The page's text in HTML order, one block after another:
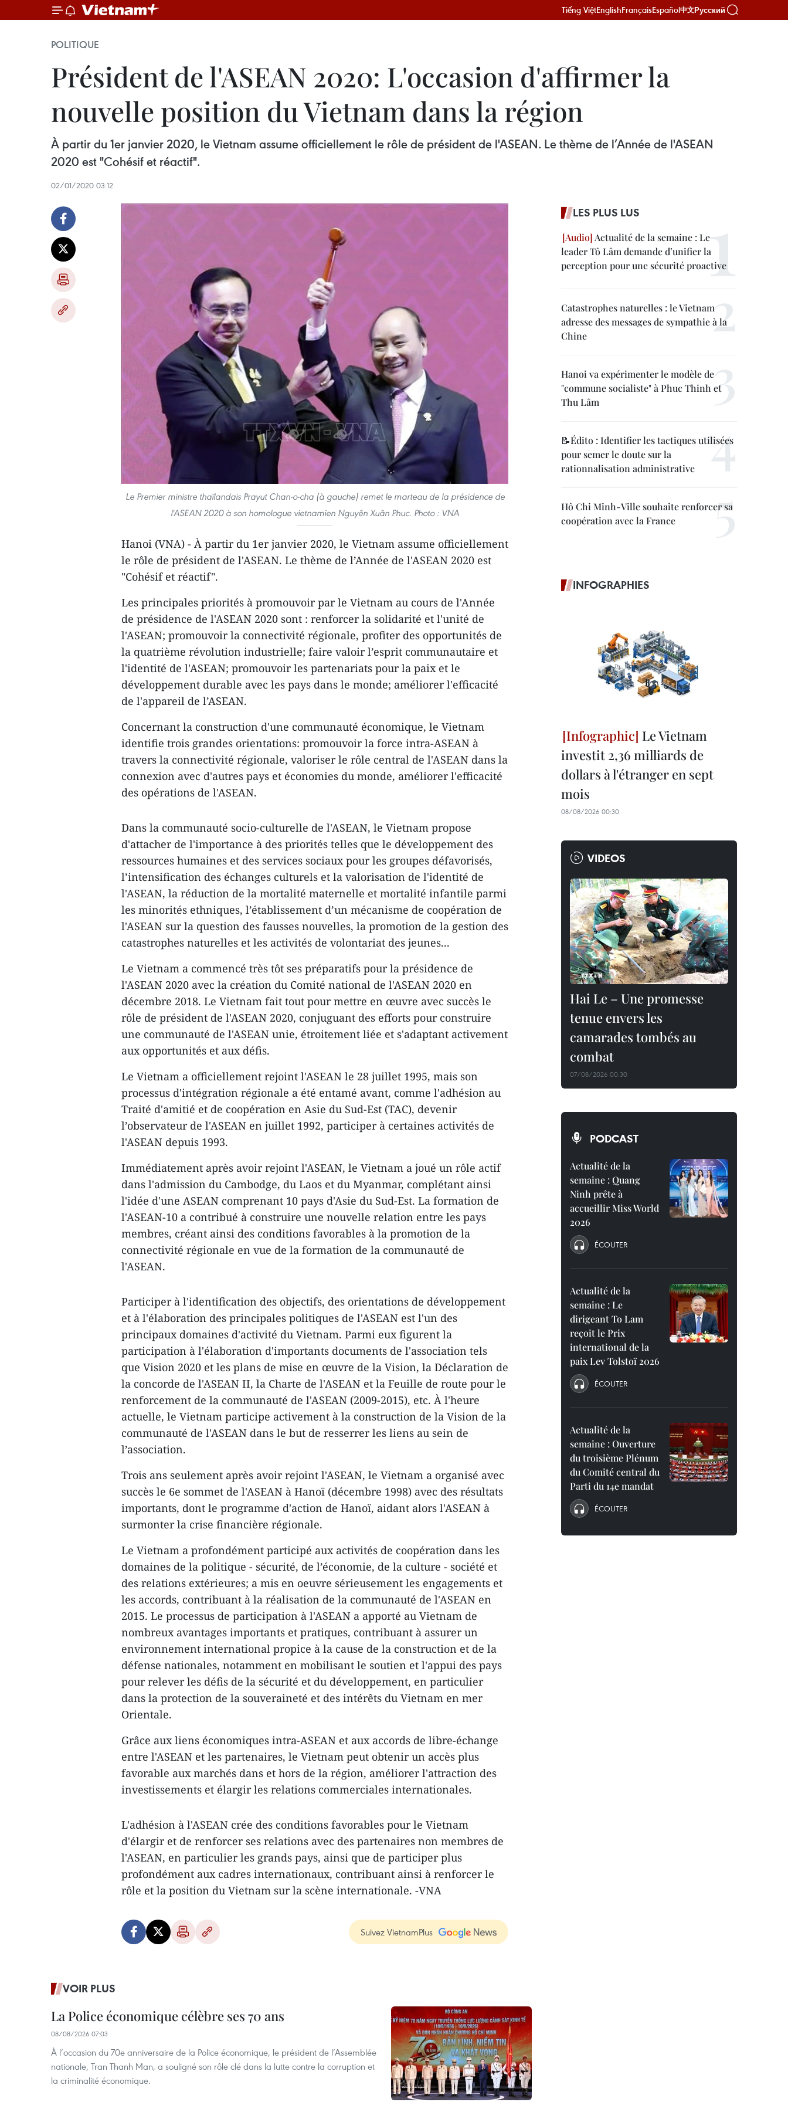
Tiếng ViệtEnglishFrançaisEspañol中文Русский
POLITIQUE
Président de l'ASEAN 2020: L'occasion d'affirmer la
nouvelle position du Vietnam dans la région
À partir du 1er janvier 2020, le Vietnam assume officiellement le rôle de président de l'ASEAN. Le thème de l’Année de l'ASEAN
2020 est "Cohésif et réactif".
02/01/2020 03:12
Le Premier ministre thaïlandais Prayut Chan-o-cha (à gauche) remet le marteau de la présidence de
l'ASEAN 2020 à son homologue vietnamien Nguyên Xuân Phuc. Photo : VNA
Hanoi (VNA) - À partir du 1er janvier 2020, le Vietnam assume officiellement
le rôle de président de l'ASEAN. Le thème de l’Année de l'ASEAN 2020 est
"Cohésif et réactif".
Les principales priorités à promouvoir par le Vietnam au cours de l'Année
de présidence de l'ASEAN 2020 sont : renforcer la solidarité et l'unité de
l'ASEAN; promouvoir la connectivité régionale, profiter des opportunités de
la quatrième révolution industrielle; faire valoir l’esprit communautaire et
l'identité de l'ASEAN; promouvoir les partenariats pour la paix et le
développement durable avec les pays dans le monde; améliorer l'efficacité
de l'appareil de l’ASEAN.
Concernant la construction d'une communauté économique, le Vietnam
identifie trois grandes orientations: promouvoir la force intra-ASEAN à
travers la connectivité régionale, valoriser le rôle central de l'ASEAN dans la
connexion avec d'autres pays et économies du monde, améliorer l'efficacité
des opérations de l'ASEAN.
Dans la communauté socio-culturelle de l'ASEAN, le Vietnam propose
d'attacher de l'importance à des priorités telles que le développement des
ressources humaines et des services sociaux pour les groupes défavorisés,
l’intensification des échanges culturels et la valorisation de l'identité de
l'ASEAN, la réduction de la mortalité maternelle et mortalité infantile parmi
les minorités ethniques, l’établissement d’un mécanisme de coopération de
l'ASEAN sur la question des fausses nouvelles, la promotion de la gestion des
catastrophes naturelles et les activités de volontariat des jeunes...
Le Vietnam a commencé très tôt ses préparatifs pour la présidence de
l'ASEAN 2020 avec la création du Comité national de l'ASEAN 2020 en
décembre 2018. Le Vietnam fait tout pour mettre en œuvre avec succès le
rôle de président de l'ASEAN 2020, conjuguant des efforts pour construire
une communauté de l'ASEAN unie, étroitement liée et s'adaptant activement
aux opportunités et aux défis.
Le Vietnam a officiellement rejoint l'ASEAN le 28 juillet 1995, mais son
processus d'intégration régionale a été entamé avant, comme l'adhésion au
Traité d'amitié et de coopération en Asie du Sud-Est (TAC), devenir
l’observateur de l'ASEAN en juillet 1992, participer à certaines activités de
l'ASEAN depuis 1993.
Immédiatement après avoir rejoint l'ASEAN, le Vietnam a joué un rôle actif
dans l'admission du Cambodge, du Laos et du Myanmar, complétant ainsi
l'idée d'une ASEAN comprenant 10 pays d'Asie du Sud-Est. La formation de
l'ASEAN-10 a contribué à construire une nouvelle relation entre les pays
membres, créant ainsi des conditions favorables à la promotion de la
connectivité régionale en vue de la formation de la communauté de
l'ASEAN.
Participer à l'identification des objectifs, des orientations de développement
et à l'élaboration des principales politiques de l'ASEAN est l'un des
principaux domaines d'activité du Vietnam. Parmi eux figurent la
participation à l'élaboration d'importants documents de l'association tels
que Vision 2020 et les plans de mise en œuvre de la Vision, la Déclaration de
la concorde de l'ASEAN II, la Charte de l'ASEAN et la Feuille de route pour le
renforcement de la communauté de l'ASEAN (2009-2015), etc. À l'heure
actuelle, le Vietnam participe activement à la construction de la Vision de la
communauté de l'ASEAN dans le but de resserrer les liens au sein de
l’association.
Trois ans seulement après avoir rejoint l'ASEAN, le Vietnam a organisé avec
succès le 6e sommet de l'ASEAN à Hanoï (décembre 1998) avec des résultats
importants, dont le programme d'action de Hanoï, aidant alors l'ASEAN à
surmonter la crise financière régionale.
Le Vietnam a profondément participé aux activités de coopération dans les
domaines de la politique - sécurité, de l’économie, de la culture - société et
des relations extérieures; a mis en oeuvre sérieusement les engagements et
les accords, contribuant à la réalisation de la communauté de l'ASEAN en
2015. Le processus de participation à l'ASEAN a apporté au Vietnam de
nombreux avantages importants et pratiques, contribuant à assurer un
environnement international propice à la cause de la construction et de la
défense nationales, notamment en mobilisant le soutien et l'appui des pays
pour relever les défis de la sécurité et du développement, en particulier
dans la protection de la souveraineté et des intérêts du Vietnam en mer
Orientale.
Grâce aux liens économiques intra-ASEAN et aux accords de libre-échange
entre l'ASEAN et les partenaires, le Vietnam peut obtenir un accès plus
favorable aux marchés dans et hors de la région, améliorer l'attraction des
investissements et élargir les relations commerciales internationales.
L'adhésion à l'ASEAN crée des conditions favorables pour le Vietnam
d'élargir et de renforcer ses relations avec des partenaires non membres de
l'ASEAN, en particulier les grands pays, ainsi que de participer plus
profondément aux cadres internationaux, contribuant ainsi à renforcer le
rôle et la position du Vietnam sur la scène internationale. -VNA
Suivez VietnamPlus
VOIR PLUS
La Police économique célèbre ses 70 ans
08/08/2026 07:03
À l’occasion du 70e anniversaire de la Police économique, le président de l’Assemblée
nationale, Tran Thanh Man, a souligné son rôle clé dans la lutte contre la corruption et
la criminalité économique.
LES PLUS LUS
Actualité de la semaine : Le
leader Tô Lâm demande d’unifier la
perception pour une sécurité proactive
Catastrophes naturelles : le Vietnam
adresse des messages de sympathie à la
Chine
Hanoi va expérimenter le modèle de
"commune socialiste" à Phuc Thinh et
Thu Lâm
📝Édito : Identifier les tactiques utilisées
pour semer le doute sur la
rationnalisation administrative
Hô Chi Minh-Ville souhaite renforcer sa
coopération avec la France
INFOGRAPHIES
Le Vietnam
investit 2,36 milliards de
dollars à l'étranger en sept
mois
08/08/2026 00:30
VIDEOS
Hai Le – Une promesse
tenue envers les
camarades tombés au
combat
07/08/2026 00:30
PODCAST
Actualité de la
semaine : Quang
Ninh prête à
accueillir Miss World
2026
ÉCOUTER
Actualité de la
semaine : Le
dirigeant To Lam
reçoit le Prix
international de la
paix Lev Tolstoï 2026
ÉCOUTER
Actualité de la
semaine : Ouverture
du troisième Plénum
du Comité central du
Parti du 14e mandat
ÉCOUTER